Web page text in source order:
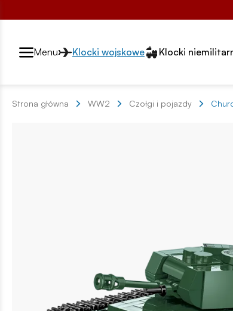
Przełącznik segmentów2
Menu Klocki wojskowe Klocki
Strona główna WW2 Czołgi i pojazdy